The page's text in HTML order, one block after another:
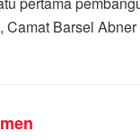
Barsel